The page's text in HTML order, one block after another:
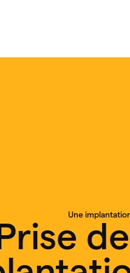
Une